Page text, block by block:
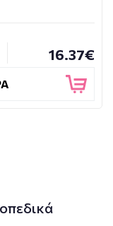
16.37€